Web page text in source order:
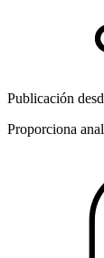
Publicación
Proporciona